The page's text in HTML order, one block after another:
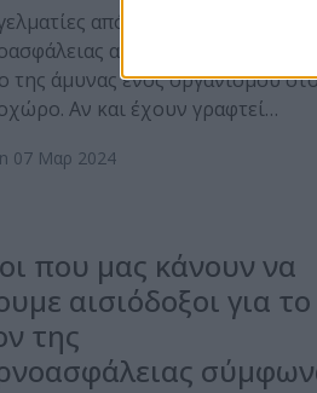
από τον χώρο της
αποτελούν βασικό
της άμυνας ενός οργανισμού
Αν και έχουν γραφτεί…
07 Μαρ 2024
που μας κάνουν να
αισιόδοξοι για το
της